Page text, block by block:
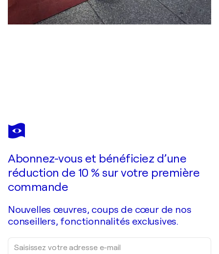
MAURIZIO CARPANELLI
Abstract #537
Abonnez-vous et bénéficiez d’une
réduction de 10 % sur votre première
commande
Nouvelles œuvres, coups de cœur de nos
conseillers, fonctionnalités exclusives.